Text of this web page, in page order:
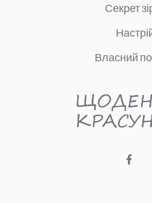
Секрет
Власний